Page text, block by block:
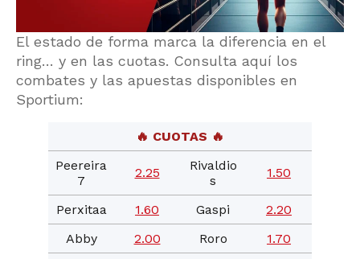
El estado de forma marca la diferencia en el
ring… y en las cuotas. Consulta aquí los
combates y las apuestas disponibles en
Sportium:
🔥 CUOTAS 🔥
Peereira
7
2.25
Rivaldio
s
1.50
Perxitaa 1.60 Gaspi
2.20
Abby
2.00 Roro
1.70